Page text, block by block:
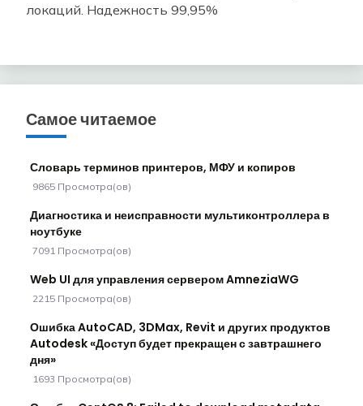
локаций. Надежность 99,95%
Самое читаемое
Словарь терминов принтеров, МФУ и копиров
9865 Просмотра(ов)
Диагностика и неисправности мультиконтроллера в
ноутбуке
7091 Просмотра(ов)
Web UI для управления сервером AmneziaWG
2215 Просмотра(ов)
Ошибка AutoCAD, 3DMax, Revit и других продуктов
Autodesk «Доступ будет прекращен с завтрашнего
дня»
1693 Просмотра(ов)